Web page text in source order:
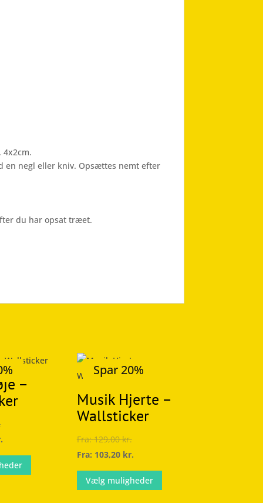
en negl eller kniv. Opsættes nemt efter
du har opsat træet.
–
Dette
Spar 20%
Musik Hjerte –
Wallsticker
Fra:129,00kr.
Fra: 103,20 kr.
Vælg muligheder
Dette